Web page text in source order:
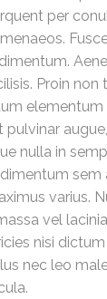
per
Proin non
elementum
pulvinar
nulla in
sem
varius.
vel
nisi
nec leo